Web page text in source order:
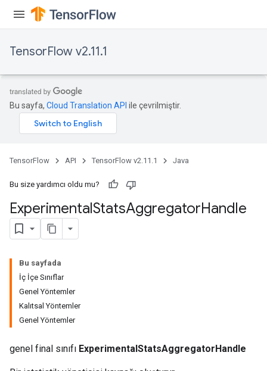
TensorFlow v2.11.1
Bu sayfa, Cloud Translation API ile çevrilmiştir.
TensorFlow API TensorFlow v2.11.1 Java
Bu size yardımcı oldu mu?
ExperimentalStatsAggregatorHandle
Bu sayfada
İç İçe Sınıflar
Genel Yöntemler
Kalıtsal Yöntemler
Genel Yöntemler
genel final sınıfı ExperimentalStatsAggregatorHandle